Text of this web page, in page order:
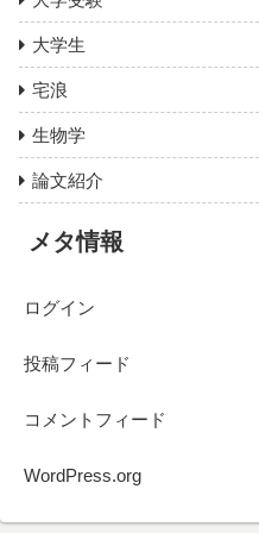
大学生
宅浪
生物学
論文紹介
メタ情報
ログイン
投稿フィード
コメントフィード
WordPress.org